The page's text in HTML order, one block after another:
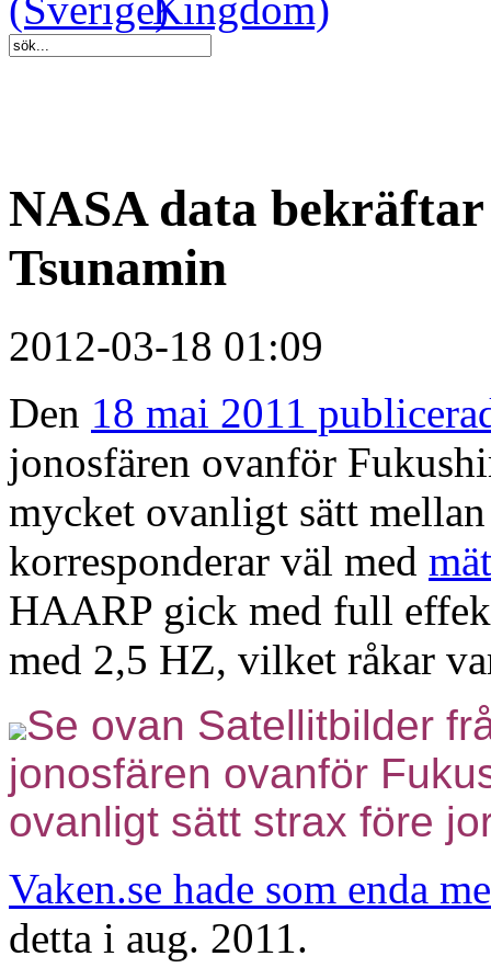
NASA data
Tsunamin
2012-03-18 01:09
Den 18 mai 2011
jonosfären ovanför
mycket ovanligt sätt
korresponderar väl med
HAARP gick med full
med 2,5 HZ, vilket råkar
Se ovan Satellitbilder
jonosfären ovanför
ovanligt sätt strax före
Vaken.se hade som enda
detta i aug. 2011.